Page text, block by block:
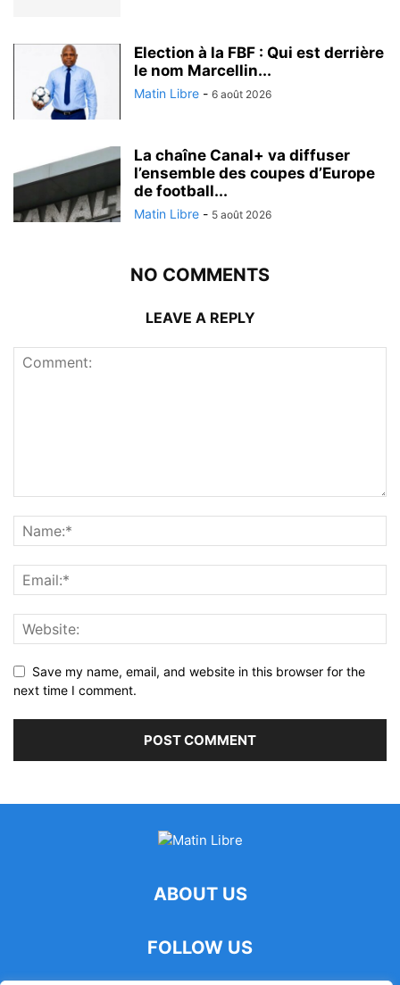
Election à la FBF : Qui est derrière
le nom Marcellin...
Matin Libre - 6 août 2026
La chaîne Canal+ va diffuser
l’ensemble des coupes d’Europe
de football...
Matin Libre - 5 août 2026
NO COMMENTS
LEAVE A REPLY
Save my name, email, and website in this browser for the
next time I comment.
ABOUT US
FOLLOW US